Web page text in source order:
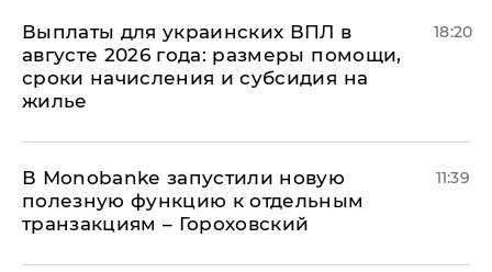
Выплаты для украинских ВПЛ в
августе 2026 года: размеры помощи,
сроки начисления и субсидия на
жилье
18:20
В Мonobankе запустили новую
полезную функцию к отдельным
транзакциям – Гороховский
11:39